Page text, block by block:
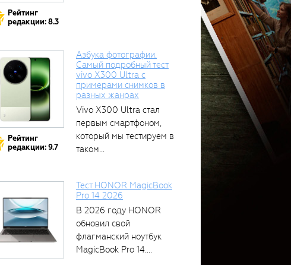
Рейтинг
редакции: 8.3
Рейтинг
редакции: 9.7
Азбука фотографии.
Самый подробный тест
vivo X300 Ultra с
примерами снимков в
разных жанрах
Vivo X300 Ultra стал
первым смартфоном,
который мы тестируем в
таком...
Тест HONOR MagicBook
Pro 14 2026
В 2026 году HONOR
обновил свой
флагманский ноутбук
MagicBook Pro 14....